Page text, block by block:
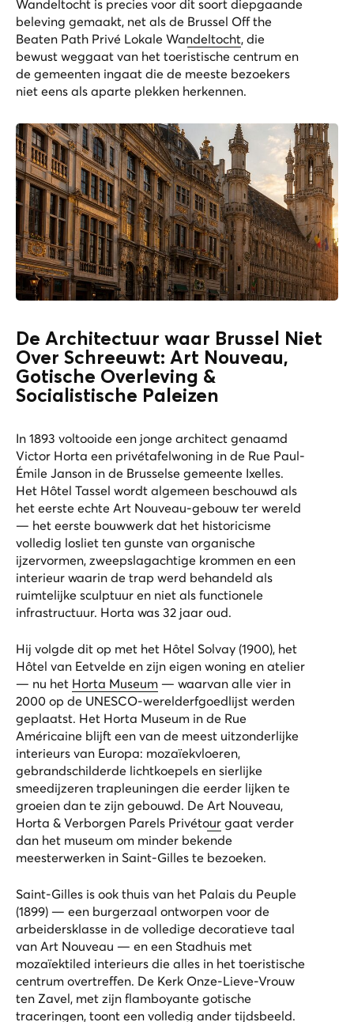
Wandeltocht is precies voor dit soort diepgaande
beleving gemaakt, net als de Brussel Off the
Beaten Path Privé Lokale Wandeltocht, die
bewust weggaat van het toeristische centrum en
de gemeenten ingaat die de meeste bezoekers
niet eens als aparte plekken herkennen.
De Architectuur waar Brussel Niet
Over Schreeuwt: Art Nouveau,
Gotische Overleving &
Socialistische Paleizen
In 1893 voltooide een jonge architect genaamd
Victor Horta een privétafelwoning in de Rue Paul-
Émile Janson in de Brusselse gemeente Ixelles.
Het Hôtel Tassel wordt algemeen beschouwd als
het eerste echte Art Nouveau-gebouw ter wereld
— het eerste bouwwerk dat het historicisme
volledig losliet ten gunste van organische
ijzervormen, zweepslagachtige krommen en een
interieur waarin de trap werd behandeld als
ruimtelijke sculptuur en niet als functionele
infrastructuur. Horta was 32 jaar oud.
Hij volgde dit op met het Hôtel Solvay (1900), het
Hôtel van Eetvelde en zijn eigen woning en atelier
— nu het Horta Museum — waarvan alle vier in
2000 op de UNESCO-werelderfgoedlijst werden
geplaatst. Het Horta Museum in de Rue
Américaine blijft een van de meest uitzonderlijke
interieurs van Europa: mozaïekvloeren,
gebrandschilderde lichtkoepels en sierlijke
smeedijzeren trapleuningen die eerder lijken te
groeien dan te zijn gebouwd. De Art Nouveau,
Horta & Verborgen Parels Privétour gaat verder
dan het museum om minder bekende
meesterwerken in Saint-Gilles te bezoeken.
Saint-Gilles is ook thuis van het Palais du Peuple
(1899) — een burgerzaal ontworpen voor de
arbeidersklasse in de volledige decoratieve taal
van Art Nouveau — en een Stadhuis met
mozaïektiled interieurs die alles in het toeristische
centrum overtreffen. De Kerk Onze-Lieve-Vrouw
ten Zavel, met zijn flamboyante gotische
traceringen, toont een volledig ander tijdsbeeld.